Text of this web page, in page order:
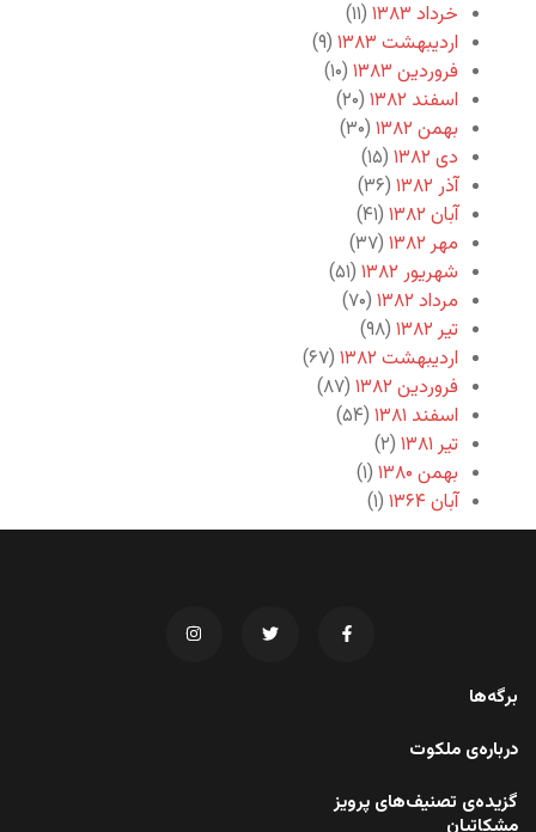
خرداد ۱۳۸۳
(۱۱)
اردیبهشت ۱۳۸۳
(۹)
فروردین ۱۳۸۳
(۱۰)
اسفند ۱۳۸۲
(۲۰)
بهمن ۱۳۸۲
(۳۰)
دی ۱۳۸۲
(۱۵)
آذر ۱۳۸۲
(۳۶)
آبان ۱۳۸۲
(۴۱)
مهر ۱۳۸۲
(۳۷)
شهریور ۱۳۸۲
(۵۱)
مرداد ۱۳۸۲
(۷۰)
تیر ۱۳۸۲
(۹۸)
اردیبهشت ۱۳۸۲
(۶۷)
فروردین ۱۳۸۲
(۸۷)
اسفند ۱۳۸۱
(۵۴)
تیر ۱۳۸۱
(۲)
بهمن ۱۳۸۰
(۱)
آبان ۱۳۶۴
(۱)
برگه‌ها
درباره‌ی ملکوت
گزیده‌ی تصنیف‌های پرویز